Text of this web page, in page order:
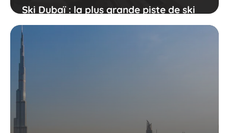
Ski Dubaï : la plus grande piste de ski
indoor au monde !